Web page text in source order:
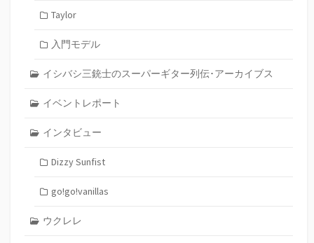
Taylor
入門モデル
イシバシ三銃士のスーパーギター列伝･アーカイブス
イベントレポート
インタビュー
Dizzy Sunfist
go!go!vanillas
ウクレレ